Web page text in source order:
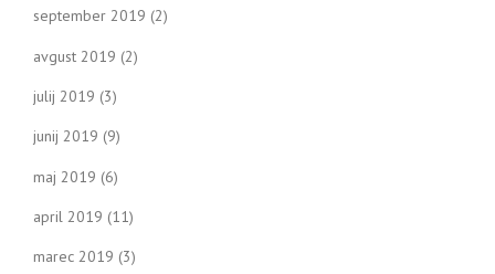
september 2019 (2)
avgust 2019 (2)
julij 2019 (3)
junij 2019 (9)
maj 2019 (6)
april 2019 (11)
marec 2019 (3)